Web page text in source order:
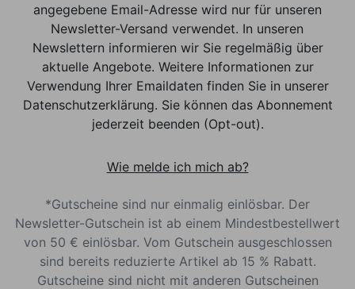
angegebene Email-Adresse wird nur für unseren
Newsletter-Versand verwendet. In unseren
Newslettern informieren wir Sie regelmäßig über
aktuelle Angebote. Weitere Informationen zur
Verwendung Ihrer Emaildaten finden Sie in unserer
Datenschutzerklärung. Sie können das Abonnement
jederzeit beenden (Opt-out).
Wie melde ich mich ab?
*Gutscheine sind nur einmalig einlösbar. Der
Newsletter-Gutschein ist ab einem Mindestbestellwert
von 50 € einlösbar. Vom Gutschein ausgeschlossen
sind bereits reduzierte Artikel ab 15 % Rabatt.
Gutscheine sind nicht mit anderen Gutscheinen